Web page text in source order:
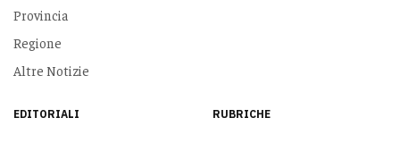
Provincia
Regione
Altre Notizie
EDITORIALI RUBRICHE